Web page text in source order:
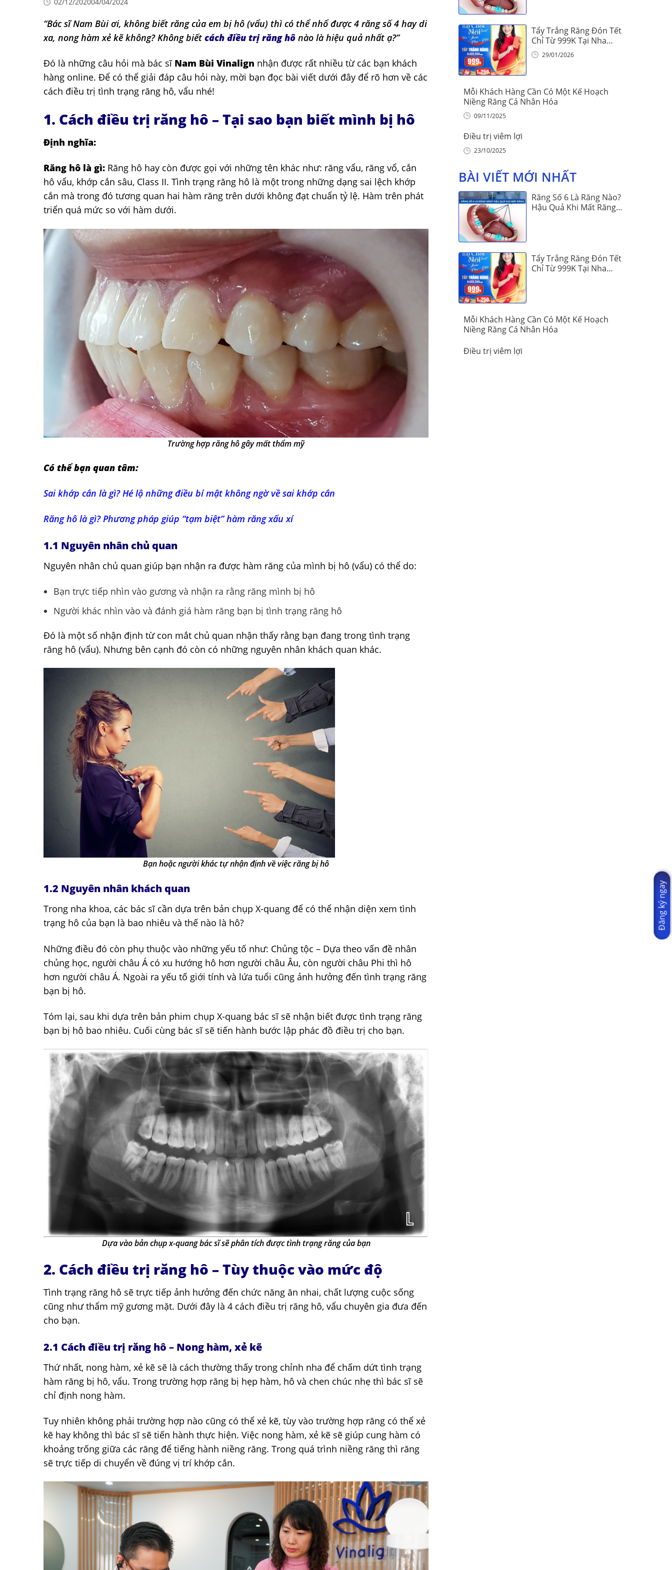
“Bác sĩ Nam Bùi ơi, không biết răng của em bị hô (vẩu) thì có thể nhổ được 4 răng số 4 hay di
xa, nong hàm xẻ kẽ không? Không biết cách điều trị răng hô nào là hiệu quả nhất ạ?”
Đó là những câu hỏi mà bác sĩNam Bùi Vinalign nhận được rất nhiều từ các bạn khách
hàng online. Để có thể giải đáp câu hỏi này, mời bạn đọc bài viết dưới đây để rõ hơn về các
cách điều trị tình trạng răng hô, vẩu nhé!
1. Cách điều trị răng hô – Tại sao bạn biết mình bị hô
Định nghĩa:
Răng hô là gì: Răng hô hay còn được gọi với những tên khác như: răng vẩu, răng vổ, cắn
hô vẩu, khớp cắn sâu, Class II. Tình trạng răng hô là một trong những dạng sai lệch khớp
cắn mà trong đó tương quan hai hàm răng trên dưới không đạt chuẩn tỷ lệ. Hàm trên phát
triển quá mức so với hàm dưới.
Trường hợp răng hô gây mất thẩm mỹ
Có thể bạn quan tâm:
Sai khớp cắn là gì? Hé lộ những điều bí mật không ngờ về sai khớp cắn
Răng hô là gì? Phương pháp giúp “tạm biệt” hàm răng xấu xí
1.1 Nguyên nhân chủ quan
Nguyên nhân chủ quan giúp bạn nhận ra được hàm răng của mình bị hô (vẩu) có thể do:
Bạn trực tiếp nhìn vào gương và nhận ra rằng răng mình bị hô
Người khác nhìn vào và đánh giá hàm răng bạn bị tình trạng răng hô
Đó là một số nhận định từ con mắt chủ quan nhận thấy rằng bạn đang trong tình trạng
răng hô (vẩu). Nhưng bên cạnh đó còn có những nguyên nhân khách quan khác.
Bạn hoặc người khác tự nhận định về việc răng bị hô
1.2 Nguyên nhân khách quan
Trong nha khoa, các bác sĩ cần dựa trên bản chụp X-quang để có thể nhận diện xem tình
trạng hô của bạn là bao nhiêu và thế nào là hô?
Những điều đó còn phụ thuộc vào những yếu tố như: Chủng tộc – Dựa theo vấn đề nhân
chủng học, người châu Á có xu hướng hô hơn người châu Âu, còn người châu Phi thì hô
hơn người châu Á. Ngoài ra yếu tố giới tính và lứa tuổi cũng ảnh hưởng đến tình trạng răng
bạn bị hô.
Tóm lại, sau khi dựa trên bản phim chụp X-quang bác sĩ sẽ nhận biết được tình trạng răng
bạn bị hô bao nhiêu. Cuối cùng bác sĩ sẽ tiến hành bước lập phác đồ điều trị cho bạn.
Dựa vào bản chụp x-quang bác sĩ sẽ phân tích được tình trạng răng của bạn
2. Cách điều trị răng hô – Tùy thuộc vào mức độ
Tình trạng răng hô sẽ trực tiếp ảnh hưởng đến chức năng ăn nhai, chất lượng cuộc sống
cũng như thẩm mỹ gương mặt. Dưới đây là 4 cách điều trị răng hô, vẩu chuyên gia đưa đến
cho bạn.
2.1 Cách điều trị răng hô – Nong hàm, xẻ kẽ
Thứ nhất, nong hàm, xẻ kẽ sẽ là cách thường thấy trong chỉnh nha để chấm dứt tình trạng
hàm răng bị hô, vẩu. Trong trường hợp răng bị hẹp hàm, hô và chen chúc nhẹ thì bác sĩ sẽ
chỉ định nong hàm.
Tuy nhiên không phải trường hợp nào cũng có thể xẻ kẽ, tùy vào trường hợp răng có thể xẻ
kẽ hay không thì bác sĩ sẽ tiến hành thực hiện. Việc nong hàm, xẻ kẽ sẽ giúp cung hàm có
khoảng trống giữa các răng để tiếng hành niềng răng. Trong quá trình niềng răng thì răng
sẽ trực tiếp di chuyển về đúng vị trí khớp cắn.
Tẩy Trắng Răng Đón Tết
Chỉ Từ 999K Tại Nha
Khoa Vinalign
29/01/2026
Mỗi Khách Hàng Cần Có Một Kế Hoạch
Niềng Răng Cá Nhân Hóa
09/11/2025
Điều trị viêm lợi
23/10/2025
BÀI VIẾT MỚI NHẤT
Răng Số 6 Là Răng Nào?
Hậu Quả Khi Mất Răng
Tẩy Trắng Răng Đón Tết
Chỉ Từ 999K Tại Nha
Mỗi Khách Hàng Cần Có Một Kế Hoạch
Niềng Răng Cá Nhân Hóa
Điều trị viêm lợi
Đăng ký ngay